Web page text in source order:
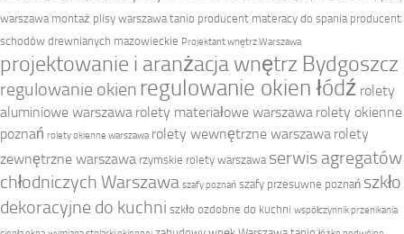
warszawa montaż plisy warszawa tanio producent materacy do spania producent
schodów drewnianych mazowieckie Projektant wnętrz Warszawa
projektowanie i aranżacja wnętrz Bydgoszcz
regulowanie okien regulowanie okien łódź rolety
aluminiowe warszawa rolety materiałowe warszawa rolety okienne
poznań rolety okienne warszawa rolety wewnętrzne warszawa rolety
zewnętrzne warszawa rzymskie rolety warszawa serwis agregatów
chłodniczych Warszawa szafy poznań szafy przesuwne poznań szkło
dekoracyjne do kuchni szkło ozdobne do kuchni współczynnik przenikania